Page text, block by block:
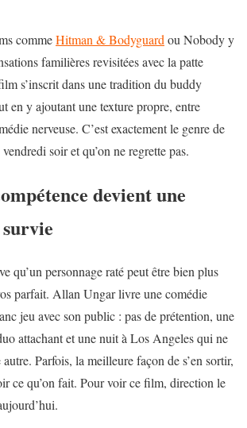
commeHitman & Bodyguard ou Nobody y
familières revisitées avec la patte
s’inscrit dans une tradition du buddy
en y ajoutant une texture propre, entre
nerveuse. C’est exactement le genre de
soir et qu’on ne regrette pas.
devient une
qu’un personnage raté peut être bien plus
parfait. Allan Ungar livre une comédie
jeu avec son public : pas de prétention, une
attachant et une nuit à Los Angeles qui ne
Parfois, la meilleure façon de s’en sortir,
ce qu’on fait. Pour voir ce film, direction le